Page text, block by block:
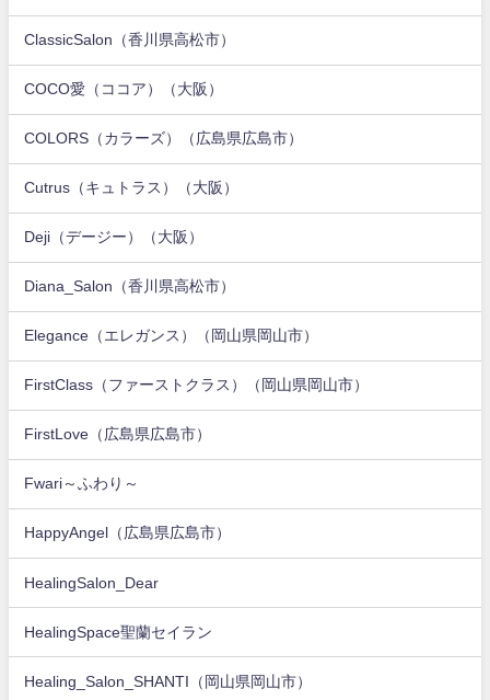
ClassicSalon（香川県高松市）
COCO愛（ココア）（大阪）
COLORS（カラーズ）（広島県広島市）
Cutrus（キュトラス）（大阪）
Deji（デージー）（大阪）
Diana_Salon（香川県高松市）
Elegance（エレガンス）（岡山県岡山市）
FirstClass（ファーストクラス）（岡山県岡山市）
FirstLove（広島県広島市）
Fwari～ふわり～
HappyAngel（広島県広島市）
HealingSalon_Dear
HealingSpace聖蘭セイラン
Healing_Salon_SHANTI（岡山県岡山市）